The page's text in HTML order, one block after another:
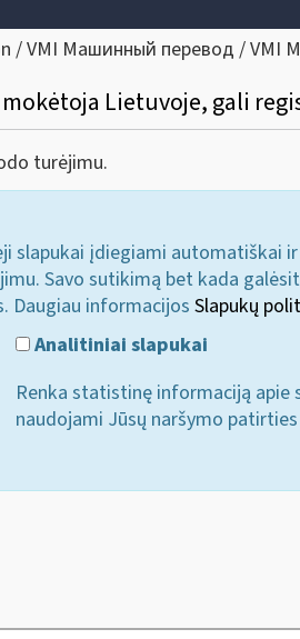
/ VMI Машинный перевод / VMI
Lietuvoje, gali
turėjimu.
slapukai įdiegiami automatiškai
Savo sutikimą bet kada
Daugiau informacijos Slapukų
Analitiniai slapukai
Renka statistinę informaciją apie
naudojami Jūsų naršymo